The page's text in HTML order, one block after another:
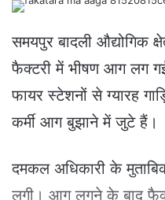
d
a
n
e
a
l
समयपुर बादली औद्योगिक
फैक्टरी में भीषण आग लग
फायर स्टेशनों से ग्यारह
कर्मी आग बुझाने में जुटे हैं।
दमकल अधिकारी के
लगी। आग लगने के बाद